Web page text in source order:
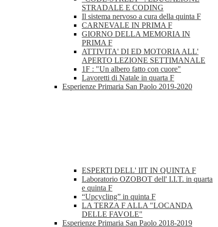
STRADALE E CODING
Il sistema nervoso a cura della quinta F
CARNEVALE IN PRIMA F
GIORNO DELLA MEMORIA IN
PRIMA F
ATTIVITA' DI ED MOTORIA ALL'
APERTO LEZIONE SETTIMANALE
1F : "Un albero fatto con cuore"
Lavoretti di Natale in quarta F
Esperienze Primaria San Paolo 2019-2020
ESPERTI DELL' IIT IN QUINTA F
Laboratorio OZOBOT dell' I.I.T. in quarta
e quinta F
“Upcycling” in quinta F
LA TERZA F ALLA "LOCANDA
DELLE FAVOLE"
Esperienze Primaria San Paolo 2018-2019